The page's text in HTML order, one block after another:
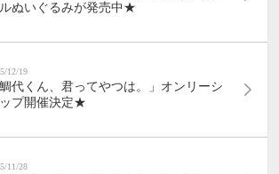
ぬいぐるみが発売中★
12/19
鯛代くん、君ってやつは。」オンリーシ
プ開催決定★
11/28